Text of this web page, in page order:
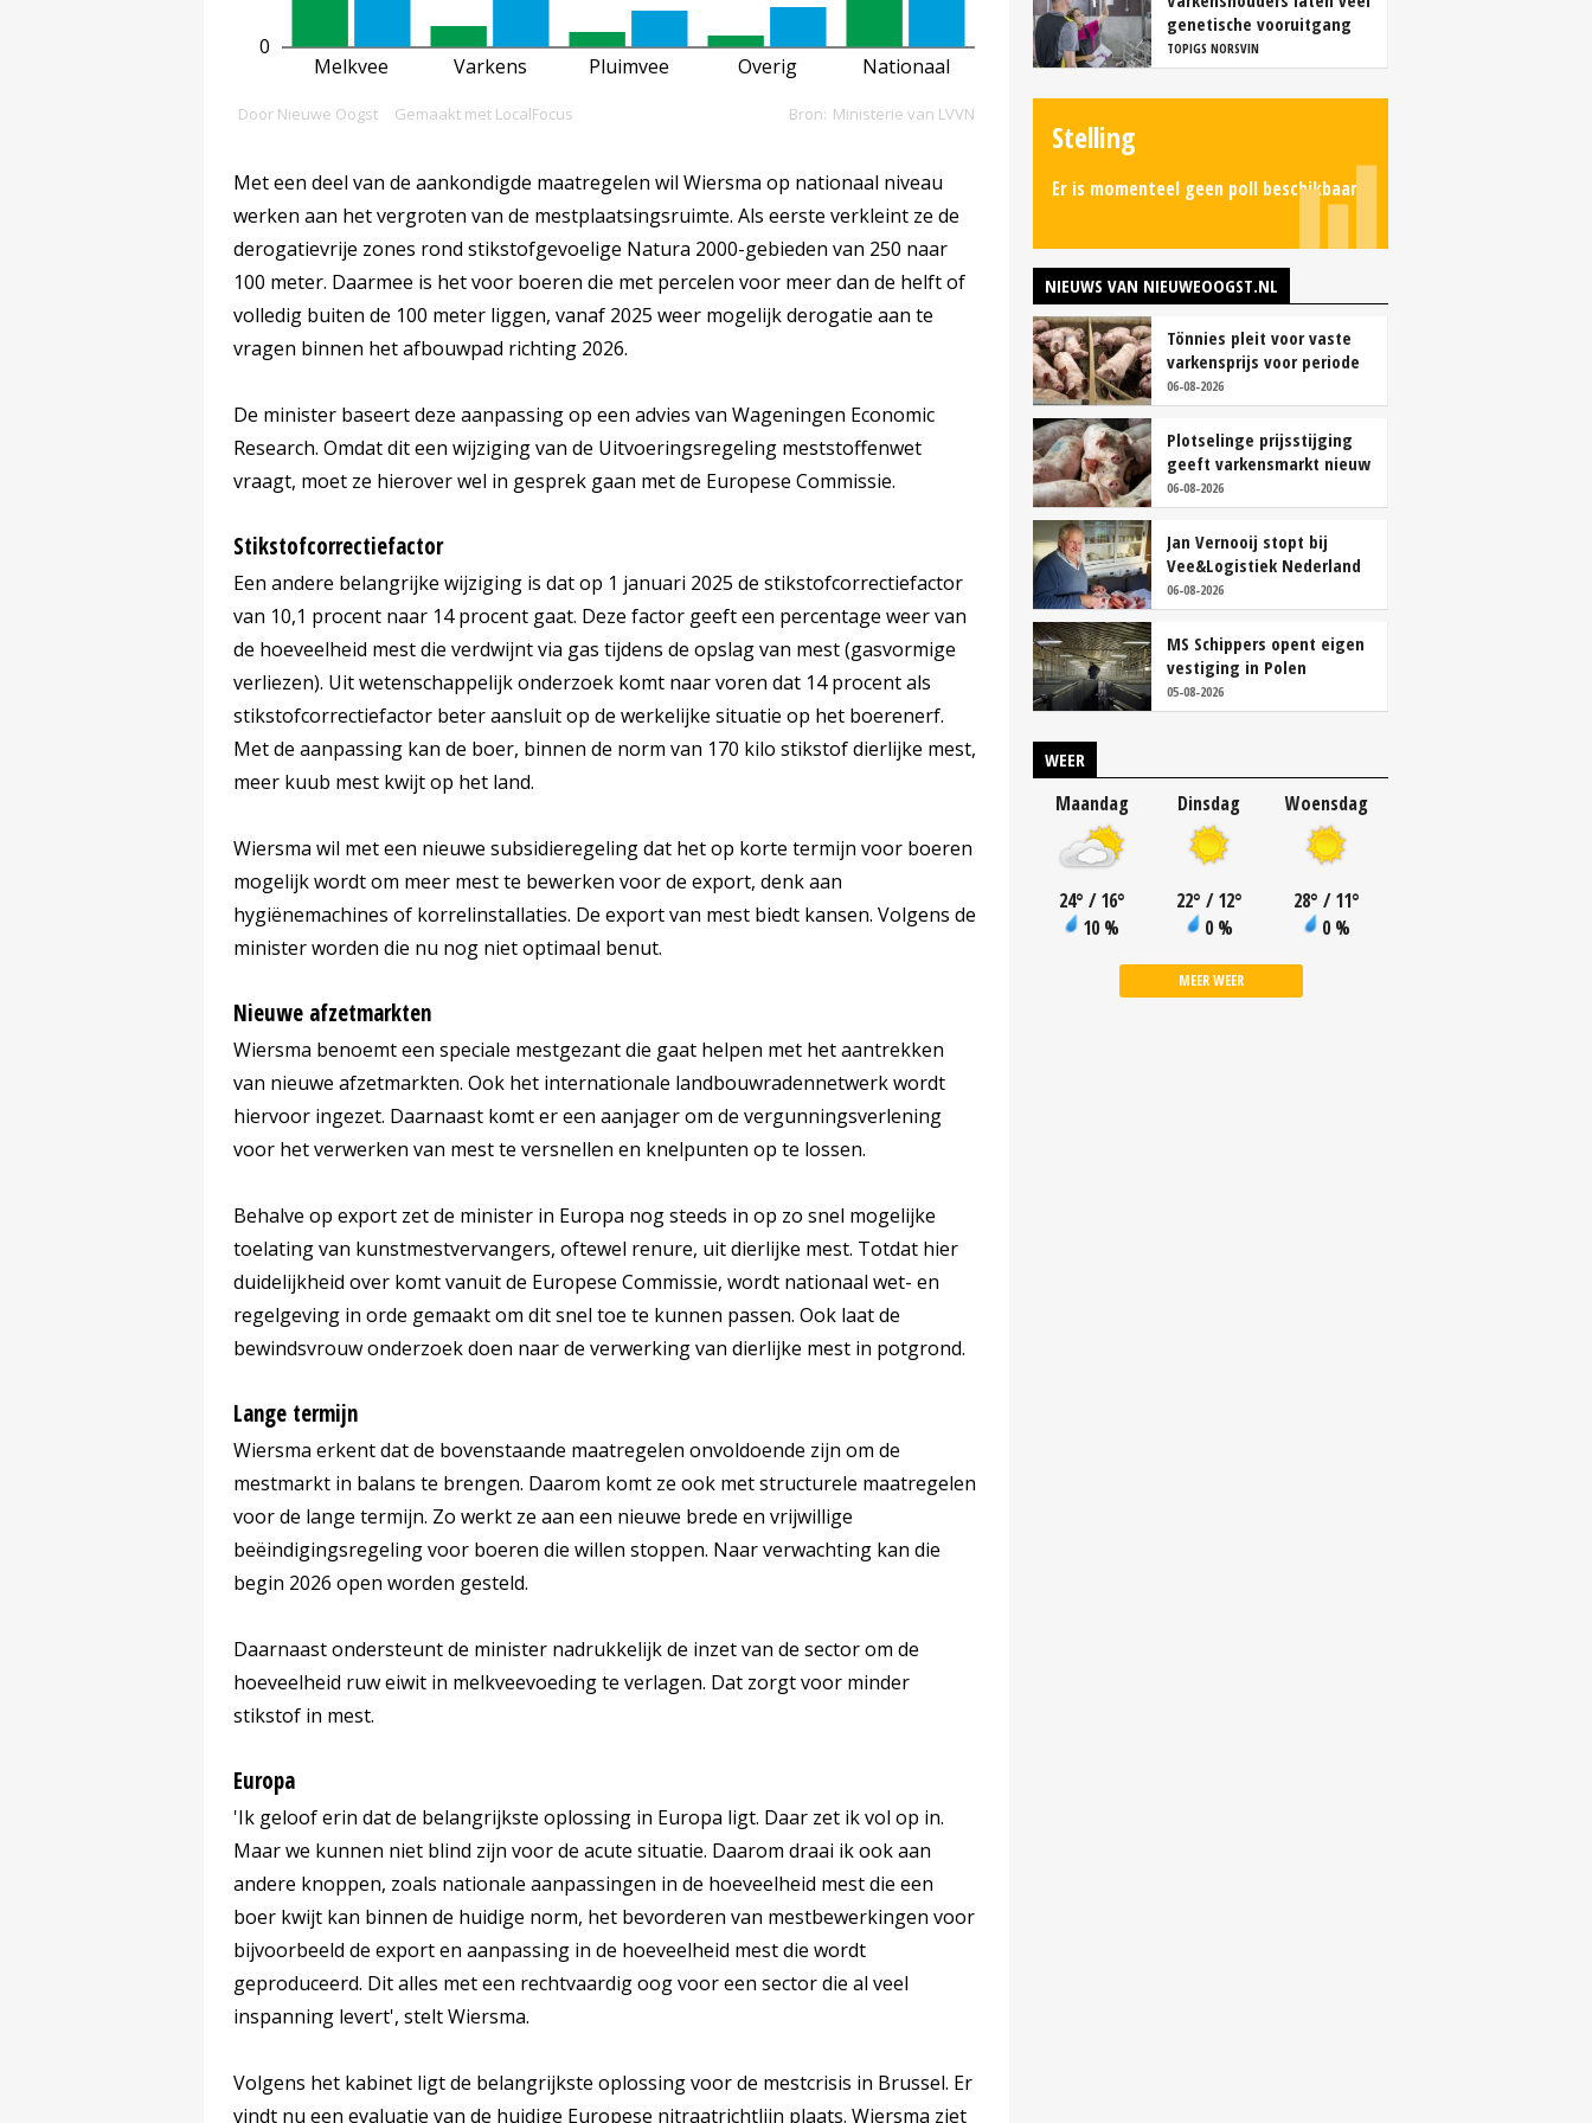
Met een deel van de aankondigde maatregelen wil Wiersma op nationaal niveau
werken aan het vergroten van de mestplaatsingsruimte. Als eerste verkleint ze de
derogatievrije zones rond stikstofgevoelige Natura 2000-gebieden van 250 naar
100 meter. Daarmee is het voor boeren die met percelen voor meer dan de helft of
volledig buiten de 100 meter liggen, vanaf 2025 weer mogelijk derogatie aan te
vragen binnen het afbouwpad richting 2026.
De minister baseert deze aanpassing op een advies van Wageningen Economic
Research. Omdat dit een wijziging van de Uitvoeringsregeling meststoffenwet
vraagt, moet ze hierover wel in gesprek gaan met de Europese Commissie.
Stikstofcorrectiefactor
Een andere belangrijke wijziging is dat op 1 januari 2025 de stikstofcorrectiefactor
van 10,1 procent naar 14 procent gaat. Deze factor geeft een percentage weer van
de hoeveelheid mest die verdwijnt via gas tijdens de opslag van mest (gasvormige
verliezen). Uit wetenschappelijk onderzoek komt naar voren dat 14 procent als
stikstofcorrectiefactor beter aansluit op de werkelijke situatie op het boerenerf.
Met de aanpassing kan de boer, binnen de norm van 170 kilo stikstof dierlijke mest,
meer kuub mest kwijt op het land.
Wiersma wil met een nieuwe subsidieregeling dat het op korte termijn voor boeren
mogelijk wordt om meer mest te bewerken voor de export, denk aan
hygiënemachines of korrelinstallaties. De export van mest biedt kansen. Volgens de
minister worden die nu nog niet optimaal benut.
Nieuwe afzetmarkten
Wiersma benoemt een speciale mestgezant die gaat helpen met het aantrekken
van nieuwe afzetmarkten. Ook het internationale landbouwradennetwerk wordt
hiervoor ingezet. Daarnaast komt er een aanjager om de vergunningsverlening
voor het verwerken van mest te versnellen en knelpunten op te lossen.
Behalve op export zet de minister in Europa nog steeds in op zo snel mogelijke
toelating van kunstmestvervangers, oftewel renure, uit dierlijke mest. Totdat hier
duidelijkheid over komt vanuit de Europese Commissie, wordt nationaal wet- en
regelgeving in orde gemaakt om dit snel toe te kunnen passen. Ook laat de
bewindsvrouw onderzoek doen naar de verwerking van dierlijke mest in potgrond.
Lange termijn
Wiersma erkent dat de bovenstaande maatregelen onvoldoende zijn om de
mestmarkt in balans te brengen. Daarom komt ze ook met structurele maatregelen
voor de lange termijn. Zo werkt ze aan een nieuwe brede en vrijwillige
beëindigingsregeling voor boeren die willen stoppen. Naar verwachting kan die
begin 2026 open worden gesteld.
Daarnaast ondersteunt de minister nadrukkelijk de inzet van de sector om de
hoeveelheid ruw eiwit in melkveevoeding te verlagen. Dat zorgt voor minder
stikstof in mest.
Europa
'Ik geloof erin dat de belangrijkste oplossing in Europa ligt. Daar zet ik vol op in.
Maar we kunnen niet blind zijn voor de acute situatie. Daarom draai ik ook aan
andere knoppen, zoals nationale aanpassingen in de hoeveelheid mest die een
boer kwijt kan binnen de huidige norm, het bevorderen van mestbewerkingen voor
bijvoorbeeld de export en aanpassing in de hoeveelheid mest die wordt
geproduceerd. Dit alles met een rechtvaardig oog voor een sector die al veel
inspanning levert', stelt Wiersma.
Volgens het kabinet ligt de belangrijkste oplossing voor de mestcrisis in Brussel. Er
vindt nu een evaluatie van de huidige Europese nitraatrichtlijn plaats. Wiersma ziet
genetische vooruitgang
liggen
TOPIGS NORSVIN
Stelling
Er is momenteel geen poll beschikbaar.
NIEUWS VAN NIEUWEOOGST.NL
Tönnies pleit voor vaste
varkensprijs voor periode
van zes maanden
06-08-2026
Plotselinge prijsstijging
geeft varkensmarkt nieuw
perspectief
06-08-2026
Jan Vernooij stopt bij
Vee&Logistiek Nederland
06-08-2026
MS Schippers opent eigen
vestiging in Polen
05-08-2026
WEER
Maandag
24° / 16°
10 %
Dinsdag
22° / 12°
0 %
Woensdag
28° / 11°
0 %
MEER WEER